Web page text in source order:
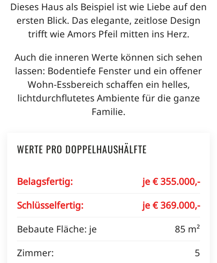
Dieses Haus als Beispiel ist wie Liebe auf den
ersten Blick. Das elegante, zeitlose Design
trifft wie Amors Pfeil mitten ins Herz.
Auch die inneren Werte können sich sehen
lassen: Bodentiefe Fenster und ein offener
Wohn-Essbereich schaffen ein helles,
lichtdurchflutetes Ambiente für die ganze
Familie.
WERTE PRO DOPPELHAUSHÄLFTE
Belagsfertig:
je € 355.000,-
Schlüsselfertig:
je € 369.000,-
Bebaute Fläche: je
85 m²
Zimmer:
5